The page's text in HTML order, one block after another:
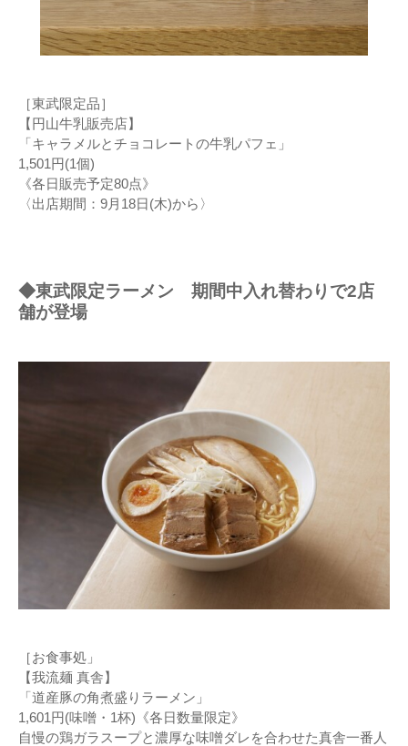
［東武限定品］
【円山牛乳販売店】
「キャラメルとチョコレートの牛乳パフェ」
1,501円(1個)
《各日販売予定80点》
〈出店期間：9月18日(木)から〉
◆東武限定ラーメン 期間中入れ替わりで2店
舗が登場
［お食事処」
【我流麺 真舎】
「道産豚の角煮盛りラーメン」
1,601円(味噌・1杯)《各日数量限定》
自慢の鶏ガラスープと濃厚な味噌ダレを合わせた真舎一番人